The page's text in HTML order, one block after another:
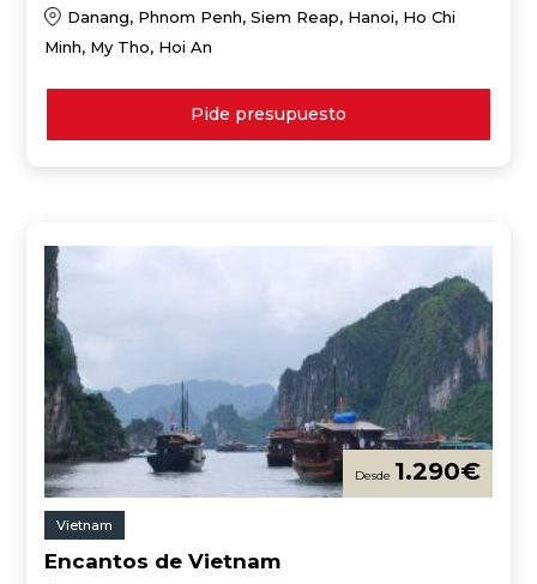
Danang, Phnom Penh, Siem Reap, Hanoi, Ho Chi
Minh, My Tho, Hoi An
Pide presupuesto
1.290€
Vietnam
Encantos de Vietnam